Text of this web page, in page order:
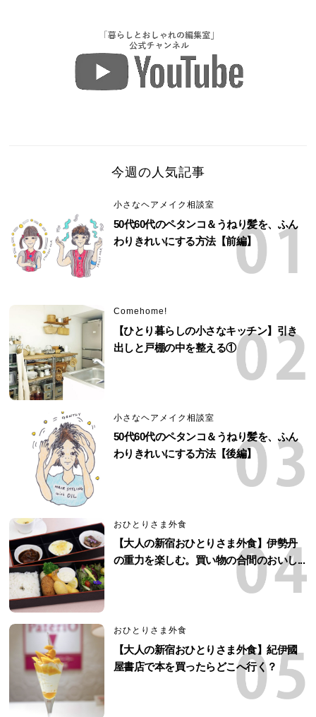
今週の人気記事
小さなヘアメイク相談室
50代60代のペタンコ＆うねり髪を、ふん
わりきれいにする方法【前編】
Comehome!
【ひとり暮らしの小さなキッチン】引き
出しと戸棚の中を整える①
小さなヘアメイク相談室
50代60代のペタンコ＆うねり髪を、ふん
わりきれいにする方法【後編】
おひとりさま外食
【大人の新宿おひとりさま外食】伊勢丹
の重力を楽しむ。買い物の合間のおいし...
おひとりさま外食
【大人の新宿おひとりさま外食】紀伊國
屋書店で本を買ったらどこへ行く？